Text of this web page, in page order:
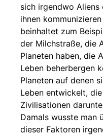
sich irgendwo
ihnen
beinhaltet zum
der Milchstraße, die
Planeten haben, die
Leben beherbergen
Planeten auf denen
Leben entwickelt,
Zivilisationen
Damals wusste man
dieser Faktoren